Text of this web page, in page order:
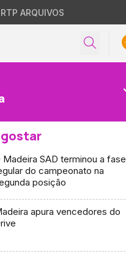
RTP ARQUIVOS
gostar
Madeira SAD terminou a fase
do campeonato na
posição
apura vencedores do